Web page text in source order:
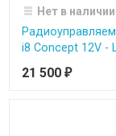
Нет в наличии
i8 Concept 12V -
21 500 ₽